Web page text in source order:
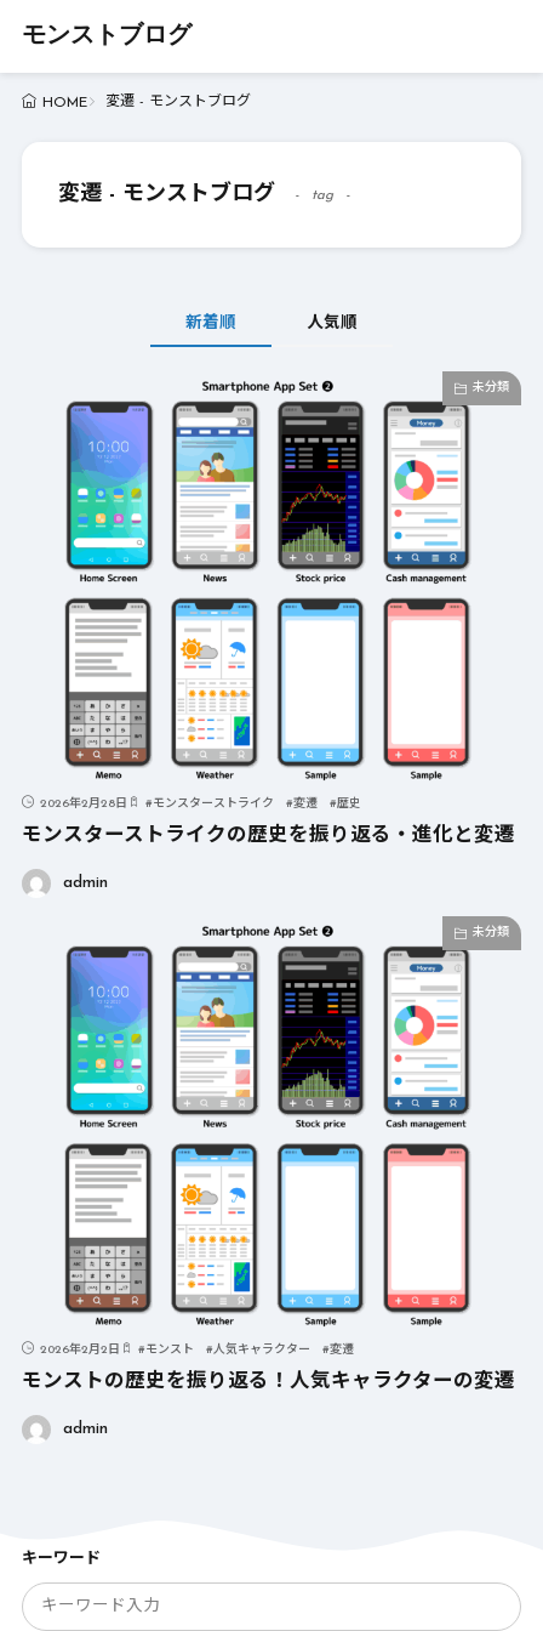
モンストブログ
HOME 変遷 - モンストブログ
変遷 - モンストブログ tag
新着順 人気順
未分類
2026年2月28日 #モンスターストライク #変遷 #歴史
モンスターストライクの歴史を振り返る・進化と変遷
admin
未分類
2026年2月2日 #モンスト #人気キャラクター #変遷
モンストの歴史を振り返る！人気キャラクターの変遷
admin
キーワード